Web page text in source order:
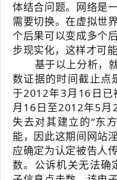
体结合问题。网络是
需要切换。在虚拟世
个后果可以变成多个
步现实化，这样才可
基于以上分析，就
数证据的时间截止点
于2012年3月16日
月16日至2012年5月
失去对其建立的“东
能，因此这期间网站
应确定为认定被告人
数。公诉机关无法